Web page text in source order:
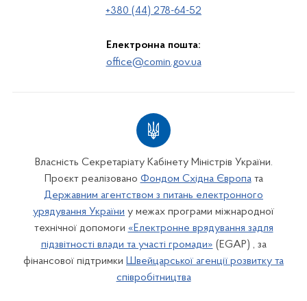
+380 (44) 278-64-52
Електронна пошта:
office@comin.gov.ua
Власність Секретаріату Кабінету Міністрів України.
Проєкт реалізовано Фондом Східна Європата
Державним агентством з питань електронного
урядування України у межах програми міжнародної
технічної допомоги «Електронне врядування задля
підзвітності влади та участі громади» (EGAP) , за
фінансової підтримки Швейцарської агенції розвитку та
співробітництва